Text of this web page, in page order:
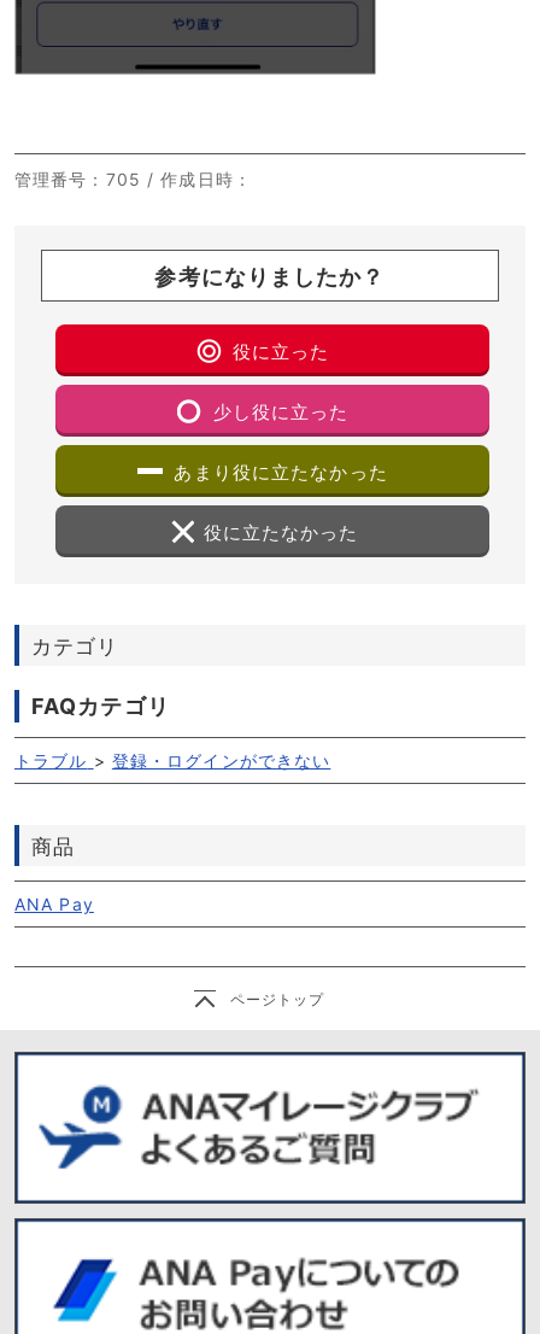
管理番号 ：705 /作成日時 ：
参考になりましたか？
役に立った
少し役に立った
あまり役に立たなかった
役に立たなかった
カテゴリ
FAQカテゴリ
トラブル > 登録・ログインができない
商品
ANA Pay
ページトップ